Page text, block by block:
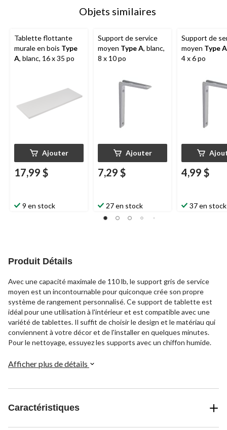
Objets similaires
Tablette flottante
murale en bois Type
A, blanc, 16 x 35 po
Ajouter
17,99 $
9 en stock
Support de service
moyen Type A, blanc,
8 x 10 po
Ajouter
7,29 $
27 en stock
Support de
moyen Type A
4 x 6 po
4,99 $
37 en stock
Produit Détails
Avec une capacité maximale de 110 lb, le support gris de service
moyen est un incontournable pour quiconque crée son propre
système de rangement personnalisé. Ce support de tablette est
idéal pour une utilisation à l'intérieur et est compatible avec une
variété de tablettes. Il suffit de choisir le design et le matériau qui
conviennent à votre décor et de l'installer en quelques minutes.
Pour le nettoyage, essuyez les supports avec un chiffon humide.
Afficher plus de détails
Caractéristiques